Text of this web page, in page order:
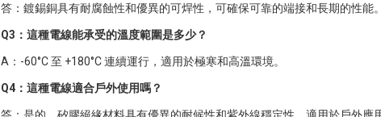
答：鍍錫銅具有耐腐蝕性和優異的可焊性，可確保可靠的端接和長期的性能。
Q3：這種電線能承受的溫度範圍是多少？
A：-60°C 至 +180°C 連續運行，適用於極寒和高溫環境。
Q4：這種電線適合戶外使用嗎？